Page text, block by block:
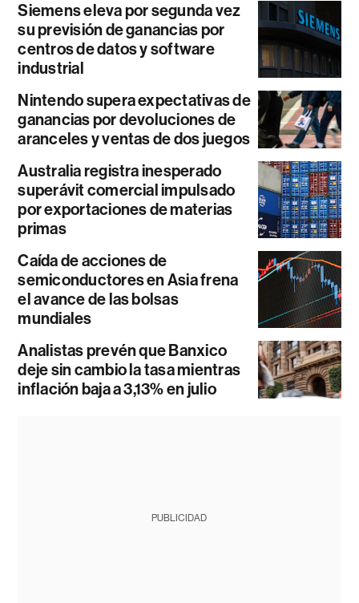
Siemens eleva por segunda vez
su previsión de ganancias por
centros de datos y software
industrial
Nintendo supera expectativas de
ganancias por devoluciones de
aranceles y ventas de dos juegos
Australia registra inesperado
superávit comercial impulsado
por exportaciones de materias
primas
Caída de acciones de
semiconductores en Asia frena
el avance de las bolsas
mundiales
Analistas prevén que Banxico
deje sin cambio la tasa mientras
inflación baja a 3,13% en julio
PUBLICIDAD